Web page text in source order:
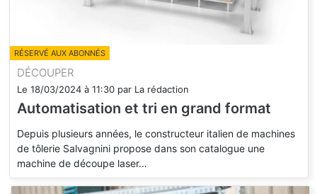
RÉSERVÉ AUX ABONNÉS
DÉCOUPER
Le 18/03/2024 à 11:30 par La rédaction
Automatisation et tri en grand format
Depuis plusieurs années, le constructeur italien de machines
de tôlerie Salvagnini propose dans son catalogue une
machine de découpe laser…